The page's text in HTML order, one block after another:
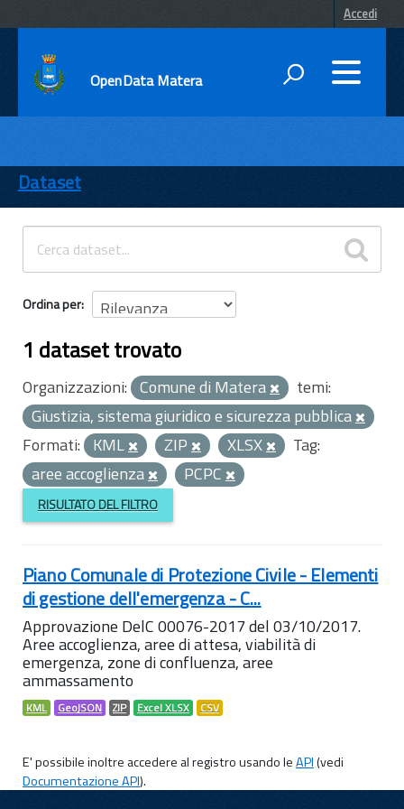
Accedi
OpenData Matera
ENTI
TEMI
INFORMAZIONI
Dataset
Ordina per
1 dataset trovato
Organizzazioni: Comune di Matera
temi:
Giustizia, sistema giuridico e sicurezza pubblica
Formati: KML ZIP XLSX
Tag:
aree accoglienza
PCPC
RISULTATO DEL FILTRO
Piano Comunale di Protezione Civile - Elementi
di gestione dell'emergenza - C...
Approvazione DelC 00076-2017 del 03/10/2017.
Aree accoglienza, aree di attesa, viabilità di
emergenza, zone di confluenza, aree
ammassamento
KML GeoJSON ZIP Excel XLSX CSV
E' possibile inoltre accedere al registro usando leAPI(vedi
Documentazione API).